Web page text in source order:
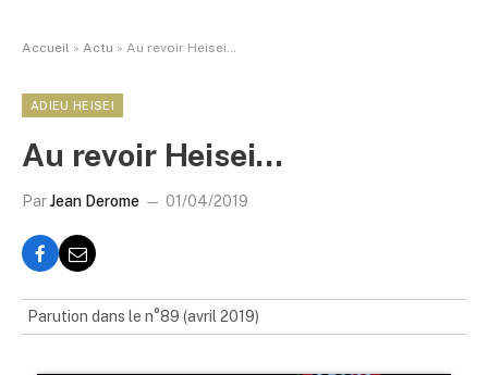
Accueil » Actu » Au revoir Heisei…
ADIEU HEISEI
Au revoir Heisei…
ParJean Derome 01/04/2019
Parution dans le n°89 (avril 2019)